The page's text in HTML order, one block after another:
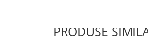
PRODUSE